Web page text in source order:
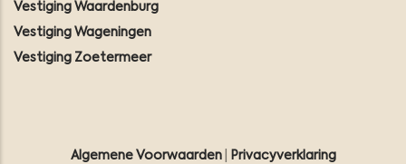
Vestiging Waardenburg
Vestiging Wageningen
Vestiging Zoetermeer
Algemene Voorwaarden| Privacyverklaring